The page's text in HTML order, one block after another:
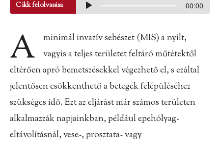
Cikk felolvasása 00:00
A
minimál invazív sebészet (MIS) a nyílt,
vagyis a teljes területet feltáró műtétektől
eltérően apró bemetszésekkel végezhető el, s ezáltal
jelentősen csökkenthető a betegek felépüléséhez
szükséges idő. Ezt az eljárást már számos területen
alkalmazzák napjainkban, például epehólyag-
eltávolításnál, vese-, prosztata- vagy